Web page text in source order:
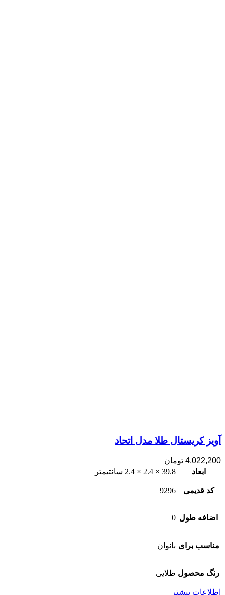
آویز کریستال طلا مدل اتحاد
4,022,200 تومان
ابعاد
39.8 × 2.4 × 2.4 سانتیمتر
کد قدیمی 9296
اضافه طول 0
مناسب برای بانوان
رنگ محصول طلایی
اطلاعات بیشتر